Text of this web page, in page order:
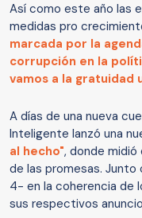
Así como este año las
medidas pro
marcada por la
corrupción en la
vamos a la gratuidad
A días de una nueva
Inteligente lanzó una
al hecho", donde
de las promesas. Junto
4- en la coherencia de
sus respectivos